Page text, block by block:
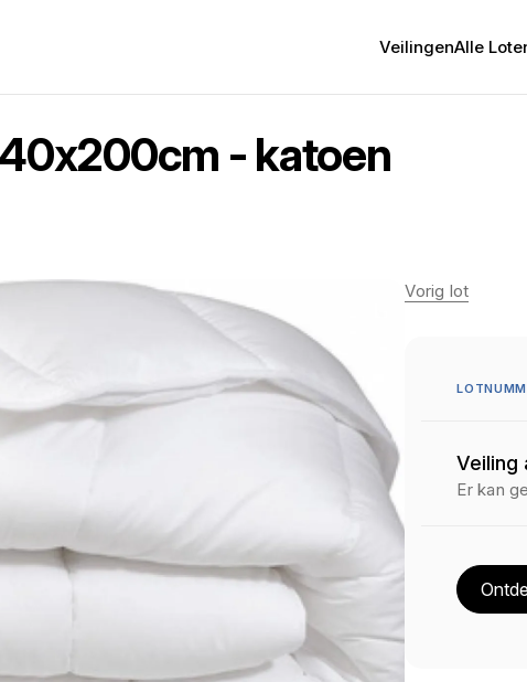
VeilingenAlle
- katoen
Vorig lot
Veiling
Er kan